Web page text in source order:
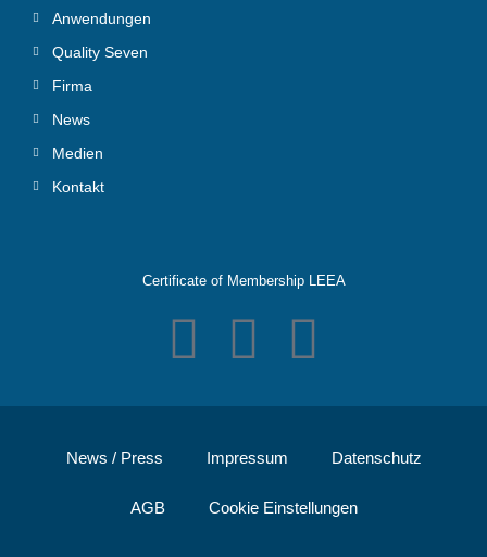
Anwendungen
Quality Seven
Firma
News
Medien
Kontakt
Certificate of Membership LEEA
News / Press Impressum Datenschutz
AGB Cookie Einstellungen